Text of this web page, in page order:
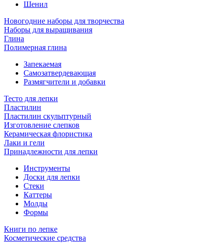
Шенил
Новогодние наборы для творчества
Наборы для выращивания
Глина
Полимерная глина
Запекаемая
Самозатвердевающая
Размягчители и добавки
Тесто для лепки
Пластилин
Пластилин скульптурный
Изготовление слепков
Керамическая флористика
Лаки и гели
Принадлежности для лепки
Инструменты
Доски для лепки
Стеки
Каттеры
Молды
Формы
Книги по лепке
Косметические средства